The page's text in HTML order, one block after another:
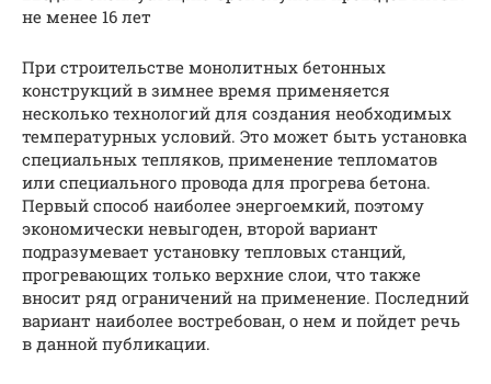
не менее 16 лет
При строительстве монолитных бетонных
конструкций в зимнее время применяется
несколько технологий для создания необходимых
температурных условий. Это может быть установка
специальных тепляков, применение тепломатов
или специального провода для прогрева бетона.
Первый способ наиболее энергоемкий, поэтому
экономически невыгоден, второй вариант
подразумевает установку тепловых станций,
прогревающих только верхние слои, что также
вносит ряд ограничений на применение. Последний
вариант наиболее востребован, о нем и пойдет речь
в данной публикации.